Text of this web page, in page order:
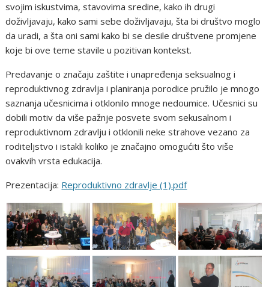
svojim iskustvima, stavovima sredine, kako ih drugi
doživljavaju, kako sami sebe doživljavaju, šta bi društvo moglo
da uradi, a šta oni sami kako bi se desile društvene promjene
koje bi ove teme stavile u pozitivan kontekst.
Predavanje o značaju zaštite i unapređenja seksualnog i
reproduktivnog zdravlja i planiranja porodice pružilo je mnogo
saznanja učesnicima i otklonilo mnoge nedoumice. Učesnici su
dobili motiv da više pažnje posvete svom sekusalnom i
reproduktivnom zdravlju i otklonili neke strahove vezano za
roditeljstvo i istakli koliko je značajno omogućiti što više
ovakvih vrsta edukacija.
Prezentacija: Reproduktivno zdravlje (1).pdf